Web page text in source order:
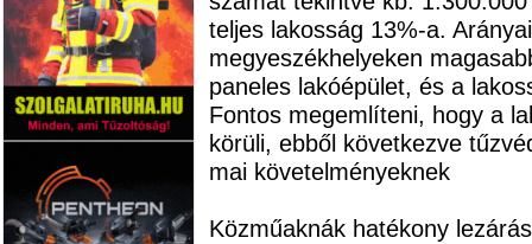
teljes lakosság 13%-a.
megyeszékhelyeken
paneles lakóépület, és a
Fontos megemlíteni, hogy a
körüli, ebből következve
mai követelményeknek
Közműaknák hatékony